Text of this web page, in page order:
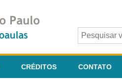
CRÉDITOS CONTATO